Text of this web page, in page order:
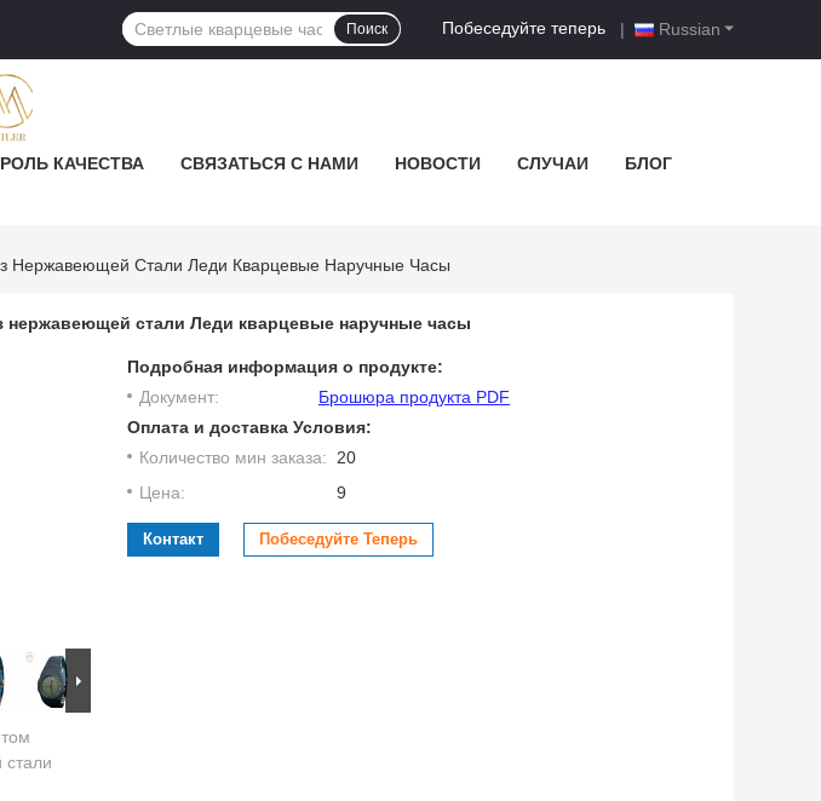
Russian
Побеседуйте теперь |
Поиск
КАЧЕСТВА СВЯЗАТЬСЯ С НАМИ НОВОСТИ СЛУЧАИ БЛОГ
Нержавеющей Стали Леди Кварцевые Наручные Часы
стали Леди кварцевые наручные часы
Подробная информация о продукте:
Документ:
Брошюра продукта PDF
Оплата и доставка Условия:
Количество мин заказа: 20
Цена:
9
Контакт Побеседуйте Теперь